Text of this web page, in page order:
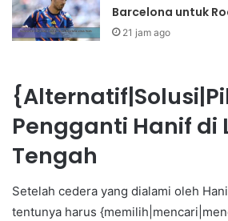
Barcelona untuk
21 jam ago
Pengganti Hanif di
Tengah
Setelah cedera yang dialami oleh
tentunya harus